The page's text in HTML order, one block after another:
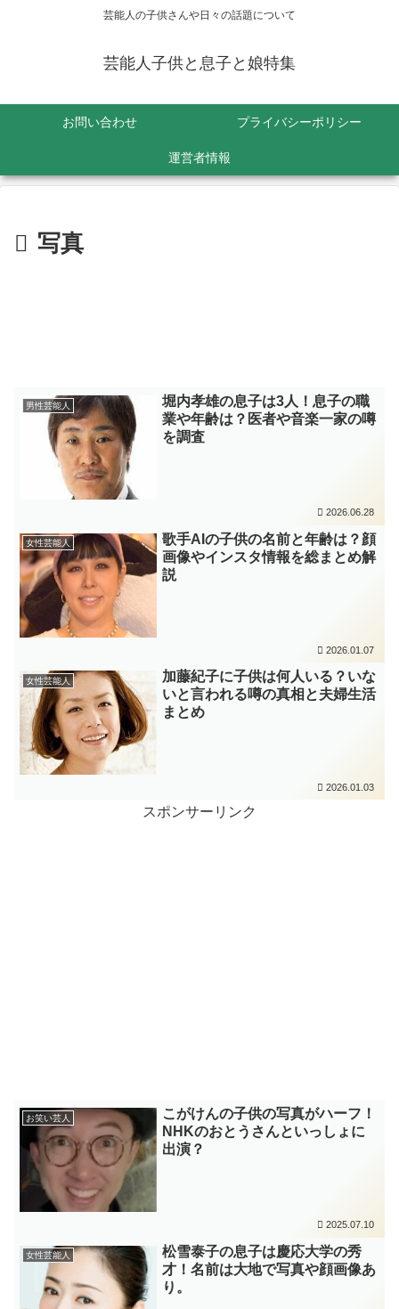
芸能人の子供さんや日々の話題について
芸能人子供と息子と娘特集
お問い合わせ プライバシーポリシー
運営者情報
写真
男性芸能人
堀内孝雄の息子は3人！息子の職
業や年齢は？医者や音楽一家の噂
を調査
2026.06.28
女性芸能人
歌手AIの子供の名前と年齢は？顔
画像やインスタ情報を総まとめ解
説
2026.01.07
女性芸能人
加藤紀子に子供は何人いる？いな
いと言われる噂の真相と夫婦生活
まとめ
2026.01.03
スポンサーリンク
お笑い芸人
こがけんの子供の写真がハーフ！
NHKのおとうさんといっしょに
出演？
2025.07.10
女性芸能人
松雪泰子の息子は慶応大学の秀
才！名前は大地で写真や顔画像あ
り。